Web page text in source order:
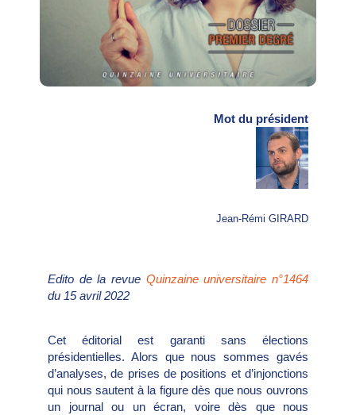
Mot du président
Jean-Rémi GIRARD
Edito de la revue Quinzaine universitaire n°1464
du 15 avril 2022
Cet éditorial est garanti sans élections
présidentielles. Alors que nous sommes gavés
d’analyses, de prises de positions et d’injonctions
qui nous sautent à la figure dès que nous ouvrons
un journal ou un écran, voire dès que nous